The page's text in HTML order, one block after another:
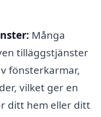
Många
tilläggstjänster
fönsterkarmar,
vilket ger en
ditt hem eller ditt